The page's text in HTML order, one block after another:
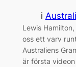
i
Lewis
oss ett varv
Australiens
är första